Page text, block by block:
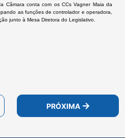
Câmara conta com os CCs Vagner Maia da
as funções de controlador e operadora,
junto à Mesa Diretora do Legislativo.
PRÓXIMA